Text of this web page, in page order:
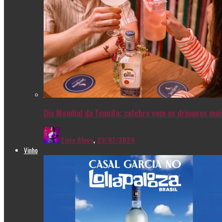
Dia Mundial da Tequila: celebre com os drinques
Livia Alves, 23/07/2024
Vinho